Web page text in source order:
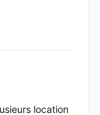
location